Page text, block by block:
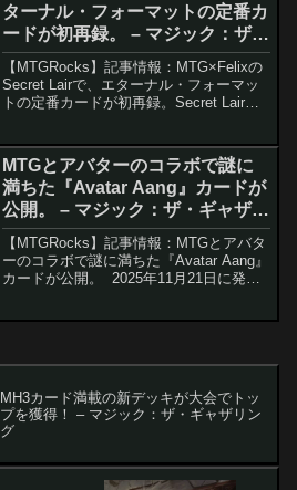
ターナル・フォーマットの定番カ
ードが初再録。 – マジック：ザ・
ギャザリング
【MTGRocks】記事情報：MTG×Felixの
Secret Lairで、エターナル・フォーマッ
トの定番カードが初再録。Secret Lairに
MTGとアバターのコラボで謎に
満ちた『Avatar Aang』カードが
公開。 – マジック：ザ・ギャザリ
ング
【MTGRocks】記事情報：MTGとアバタ
ーのコラボで謎に満ちた『Avatar Aang』
カードが公開。 2025年11月21日に発売
MH3カード満載の新デッキが大会でトッ
プを獲得！ – マジック：ザ・ギャザリン
グ